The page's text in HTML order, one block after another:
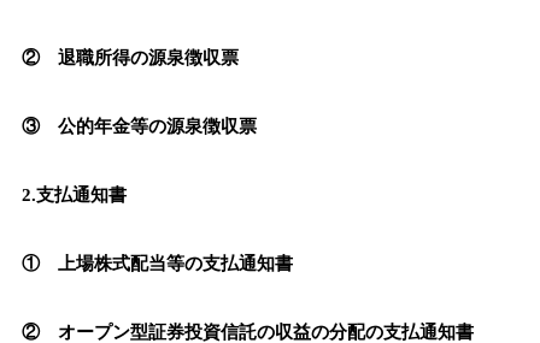
② 退職所得の源泉徴収票
③ 公的年金等の源泉徴収票
2.支払通知書
① 上場株式配当等の支払通知書
② オープン型証券投資信託の収益の分配の支払通知書